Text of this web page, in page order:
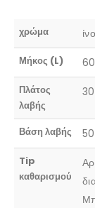
χρώμα
Μήκος (L)
Πλάτος
λαβής
Βάση λαβής
Tip
καθαρισμού